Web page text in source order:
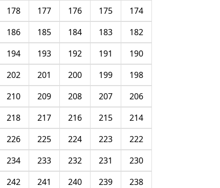
174
175
176
177
178
182
183
184
185
186
190
191
192
193
194
198
199
200
201
202
206
207
208
209
210
214
215
216
217
218
222
223
224
225
226
230
231
232
233
234
238
239
240
241
242